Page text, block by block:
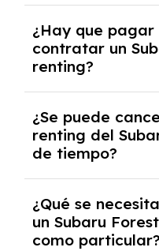
acordado.
Forester con el
franquicia incluido
mensuales.
¿Hay que
contratar un
renting?
tendrás que pagar
salvo en casos
debido al resultado
económica.
¿Se puede
renting del
de tiempo?
pero puede haber
cancelación
las condiciones del
¿Qué se
un Subaru
como particular?